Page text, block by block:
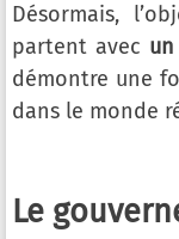
Désormais,
partent avec
démontre une
dans le monde
Le